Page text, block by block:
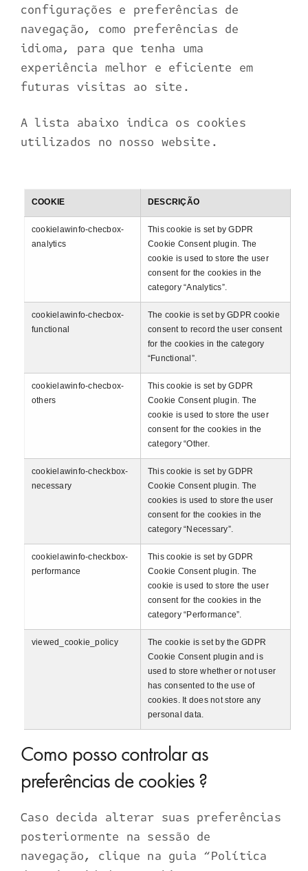
configurações e preferências de
navegação, como preferências de
idioma, para que tenha uma
experiência melhor e eficiente em
futuras visitas ao site.
A lista abaixo indica os cookies
utilizados no nosso website.
COOKIE DESCRIÇÃO
cookielawinfo-checbox-
analytics
This cookie is set by GDPR
Cookie Consent plugin. The
cookie is used to store the user
consent for the cookies in the
category “Analytics”.
cookielawinfo-checbox-
functional
The cookie is set by GDPR cookie
consent to record the user consent
for the cookies in the category
“Functional”.
cookielawinfo-checbox-
others
This cookie is set by GDPR
Cookie Consent plugin. The
cookie is used to store the user
consent for the cookies in the
category “Other.
cookielawinfo-checkbox-
necessary
This cookie is set by GDPR
Cookie Consent plugin. The
cookies is used to store the user
consent for the cookies in the
category “Necessary”.
cookielawinfo-checkbox-
performance
This cookie is set by GDPR
Cookie Consent plugin. The
cookie is used to store the user
consent for the cookies in the
category “Performance”.
viewed_cookie_policy
The cookie is set by the GDPR
Cookie Consent plugin and is
used to store whether or not user
has consented to the use of
cookies. It does not store any
personal data.
Como posso controlar as
preferências de cookies ?
Caso decida alterar suas preferências
posteriormente na sessão de
navegação, clique na guia “Política